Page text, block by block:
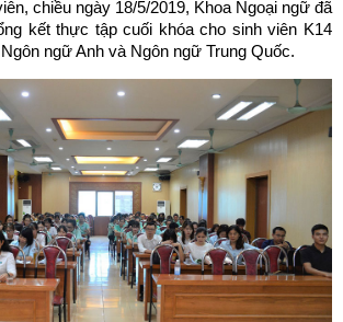
chiều ngày 18/5/2019, Khoa Ngoại ngữ đã
kết thực tập cuối khóa cho sinh viên K14
ngữ Anh và Ngôn ngữ Trung Quốc.